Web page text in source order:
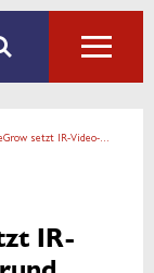
aufgrund großer Nachfrage fort - zwei Termine am 20. und 23. April
IR-